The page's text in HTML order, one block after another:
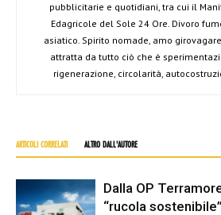
pubblicitarie e quotidiani, tra cui il
Edagricole del Sole 24 Ore. Divoro
asiatico. Spirito nomade, amo
attratta da tutto ciò che è
rigenerazione, circolarità,
ARTICOLI CORRELATI ALTRO DALL'AUTORE
Dalla OP
“rucola sostenibile”